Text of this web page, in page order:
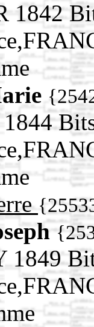
1842
1849